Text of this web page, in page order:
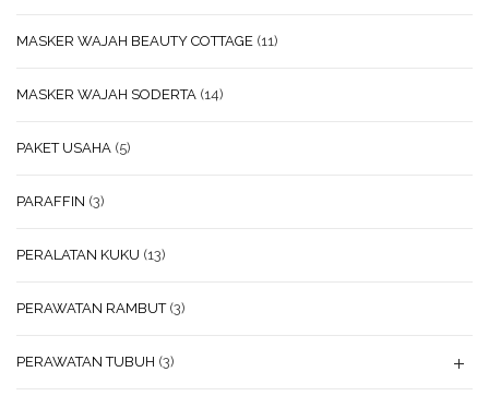
MASKER WAJAH BEAUTY COTTAGE (11)
MASKER WAJAH SODERTA (14)
PAKET USAHA (5)
PARAFFIN (3)
PERALATAN KUKU (13)
PERAWATAN RAMBUT (3)
PERAWATAN TUBUH (3)